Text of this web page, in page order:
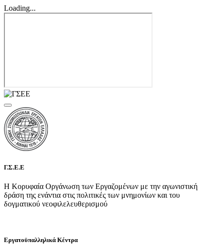
Loading...
Γ.Σ.Ε.Ε
Η Κορυφαία Οργάνωση των Εργαζομένων με την αγωνιστική
δράση της ενάντια στις πολιτικές των μνημονίων και του
δογματικού νεοφιλελευθερισμού
Εργατοϋπαλληλικά Κέντρα